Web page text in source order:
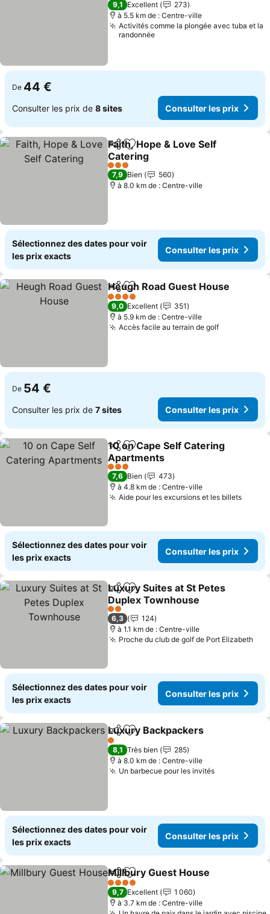
9,1 Excellent
273
à 5.5 km de : Centre-ville
Activités comme la plongée avec tuba et la
randonnée
De 44 €
Consulter les prix de 8 sites Consulter les prix
PartagerAjouter à mes favoris
Faith, Hope & Love Self
Catering
Consulter les prix
3 Étoiles
7,9 Bien
560
à 8.0 km de : Centre-ville
Sélectionnez des dates pour voir
les prix exacts
Consulter les prix
PartagerAjouter à mes favoris
Heugh Road Guest House
4 Étoiles
9,0 Excellent
351
à 5.9 km de : Centre-ville
Accès facile au terrain de golfConsulter
De 54 €
Consulter les prix de 7 sites Consulter les prix
PartagerAjouter à mes favoris
10 on Cape Self Catering
Apartments
Consulter les prix
3 Étoiles
7,6 Bien
473
à 4.8 km de : Centre-ville
Aide pour les excursions et les billets
Sélectionnez des dates pour voir
les prix exacts
Consulter les prix
PartagerAjouter à mes favoris
Luxury Suites at St Petes
Duplex Townhouse
Consulter les prix
2 Étoiles
6,3
124
à 1.1 km de : Centre-ville
Proche du club de golf de Port Elizabeth
Sélectionnez des dates pour voir
les prix exacts
Consulter les prix
PartagerAjouter à mes favoris
Luxury Backpackers
1 Étoiles
8,1 Très bien
285
à 8.0 km de : Centre-ville
Un barbecue pour les invitésConsulter
Sélectionnez des dates pour voir
les prix exacts
Consulter les prix
PartagerAjouter à mes favoris
Millbury Guest House
4 Étoiles
9,7 Excellent
1 060
à 3.7 km de : Centre-ville